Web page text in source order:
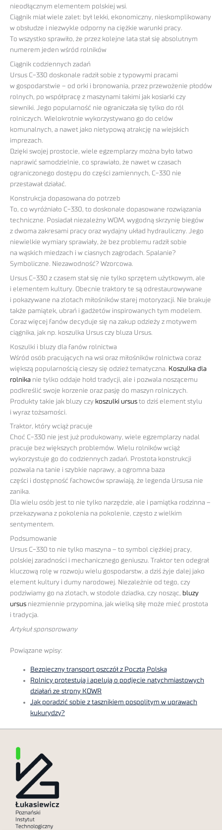
nieodłącznym elementem polskiej wsi.
Ciągnik miał wiele zalet: był lekki, ekonomiczny, nieskomplikowany
w obsłudze i niezwykle odporny na ciężkie warunki pracy.
To wszystko sprawiło, że przez kolejne lata stał się absolutnym
numerem jeden wśród rolników
Ciągnik codziennych zadań
Ursus C-330 doskonale radził sobie z typowymi pracami
w gospodarstwie – od orki i bronowania, przez przewożenie płodów
rolnych, po współpracę z maszynami takimi jak kosiarki czy
siewniki. Jego popularność nie ograniczała się tylko do ról
rolniczych. Wielokrotnie wykorzystywano go do celów
komunalnych, a nawet jako nietypową atrakcję na wiejskich
imprezach.
Dzięki swojej prostocie, wiele egzemplarzy można było łatwo
naprawić samodzielnie, co sprawiało, że nawet w czasach
ograniczonego dostępu do części zamiennych, C-330 nie
przestawał działać.
Konstrukcja dopasowana do potrzeb
To, co wyróżniało C-330, to doskonale dopasowane rozwiązania
techniczne. Posiadał niezależny WOM, wygodną skrzynię biegów
z dwoma zakresami pracy oraz wydajny układ hydrauliczny. Jego
niewielkie wymiary sprawiały, że bez problemu radził sobie
na wąskich miedzach i w ciasnych zagrodach. Spalanie?
Symboliczne. Niezawodność? Wzorcowa.
Ursus C-330 z czasem stał się nie tylko sprzętem użytkowym, ale
i elementem kultury. Obecnie traktory te są odrestaurowywane
i pokazywane na zlotach miłośników starej motoryzacji. Nie brakuje
także pamiątek, ubrań i gadżetów inspirowanych tym modelem.
Coraz więcej fanów decyduje się na zakup odzieży z motywem
ciągnika, jak np. koszulka Ursus czy bluza Ursus.
Koszulki i bluzy dla fanów rolnictwa
Wśród osób pracujących na wsi oraz miłośników rolnictwa coraz
większą popularnością cieszy się odzież tematyczna. Koszulka dla
rolnika nie tylko oddaje hołd tradycji, ale i pozwala noszącemu
podkreślić swoje korzenie oraz pasję do maszyn rolniczych.
Produkty takie jak bluzy czy koszulki ursus to dziś element stylu
i wyraz tożsamości.
Traktor, który wciąż pracuje
Choć C-330 nie jest już produkowany, wiele egzemplarzy nadal
pracuje bez większych problemów. Wielu rolników wciąż
wykorzystuje go do codziennych zadań. Prostota konstrukcji
pozwala na tanie i szybkie naprawy, a ogromna baza
części i dostępność fachowców sprawiają, że legenda Ursusa nie
zanika.
Dla wielu osób jest to nie tylko narzędzie, ale i pamiątka rodzinna –
przekazywana z pokolenia na pokolenie, często z wielkim
sentymentem.
Podsumowanie
Ursus C-330 to nie tylko maszyna – to symbol ciężkiej pracy,
polskiej zaradności i mechanicznego geniuszu. Traktor ten odegrał
kluczową rolę w rozwoju wielu gospodarstw, a dziś żyje dalej jako
element kultury i dumy narodowej. Niezależnie od tego, czy
podziwiamy go na zlotach, w stodole dziadka, czy nosząc, bluzy
ursus niezmiennie przypomina, jak wielką siłę może mieć prostota
i tradycja.
Artykuł sponsorowany
Powiązane wpisy:
Bezpieczny transport pszczół z Pocztą Polską
Rolnicy protestują i apelują o podjęcie natychmiastowych
działań ze strony KOWR
Jak poradzić sobie z tasznikiem pospolitym w uprawach
kukurydzy?